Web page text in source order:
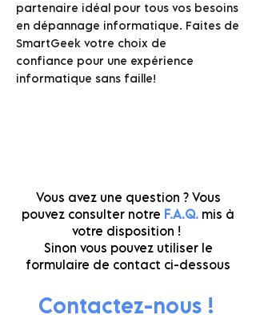
partenaire idéal pour tous vos besoins
en dépannage informatique. Faites de
SmartGeek votre choix de
confiance pour une expérience
informatique sans faille!
Vous avez une question ? Vous
pouvez consulter notre F.A.Q. mis à
votre disposition !
Sinon vous pouvez utiliser le
formulaire de contact ci-dessous
Contactez-nous !